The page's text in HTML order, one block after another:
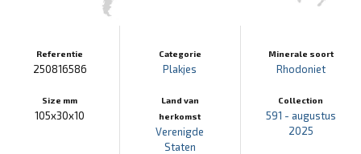
Referentie
250816586
Size mm
105x30x10
Categorie
Plakjes
Land van
herkomst
Verenigde
Staten
Minerale soort
Rhodoniet
Collection
591 - augustus
2025